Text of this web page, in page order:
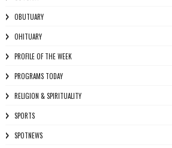
OBUTUARY
OHITUARY
PROFILE OF THE WEEK
PROGRAMS TODAY
RELIGION & SPIRITUALITY
SPORTS
SPOTNEWS